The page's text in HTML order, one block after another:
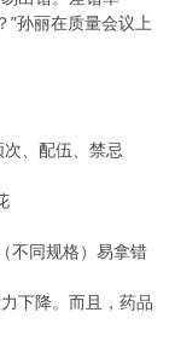
”孙丽在质量会议上
、配伍、禁忌
不同规格）易拿错
下降。而且，药品